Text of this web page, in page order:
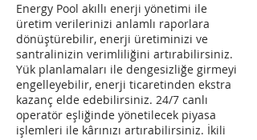
Energy Pool akıllı enerji yönetimi ile
üretim verilerinizi anlamlı raporlara
dönüştürebilir, enerji üretiminizi ve
santralinizin verimliliğini artırabilirsiniz.
Yük planlamaları ile dengesizliğe girmeyi
engelleyebilir, enerji ticaretinden ekstra
kazanç elde edebilirsiniz. 24/7 canlı
operatör eşliğinde yönetilecek piyasa
işlemleri ile kârınızı artırabilirsiniz. İkili